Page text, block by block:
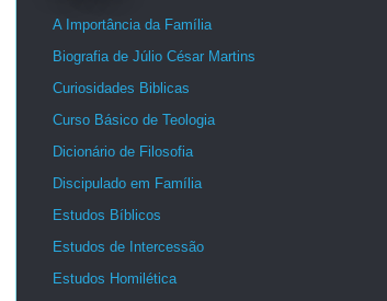
A Importância da Família
Biografia de Júlio César Martins
Curiosidades Biblicas
Curso Básico de Teologia
Dicionário de Filosofia
Discipulado em Família
Estudos Bíblicos
Estudos de Intercessão
Estudos Homilética